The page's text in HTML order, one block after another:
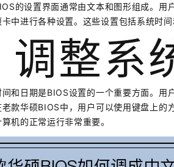
的设置界面通常由文本和图形组成。
中进行各种设置。这些设置包括系统时
整系
和日期是BIOS设置的一个重要方面。用
款华硕BIOS中，用户可以使用键盘上的
机的正常运行非常重要。